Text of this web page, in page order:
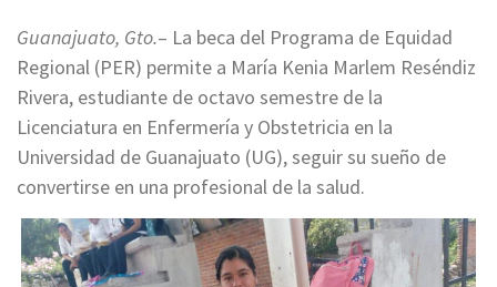
Guanajuato, Gto.– La beca del Programa de Equidad
Regional (PER) permite a María Kenia Marlem Reséndiz
Rivera, estudiante de octavo semestre de la
Licenciatura en Enfermería y Obstetricia en la
Universidad de Guanajuato (UG), seguir su sueño de
convertirse en una profesional de la salud.